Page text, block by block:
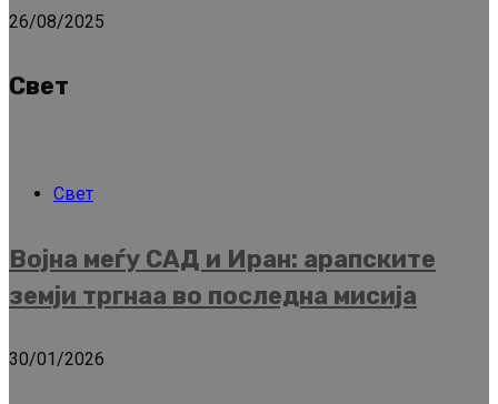
26/08/2025
Свет
Свет
Војна меѓу САД и Иран: арапските
земји тргнаа во последна мисија
30/01/2026